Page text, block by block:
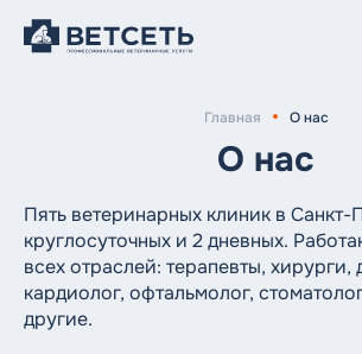
Врачи
Блог
Главная О нас
О нас
Пять ветеринарных клиник в Санкт-
круглосуточных и 2 дневных.
всех отраслей: терапевты, хирурги,
кардиолог, офтальмолог,
другие.